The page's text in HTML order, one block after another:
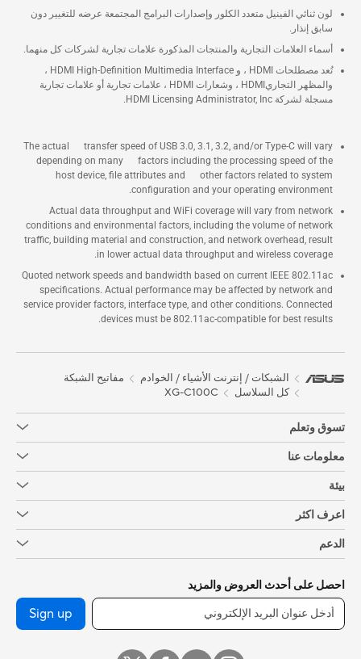
لون ثنائي الفينيل متعدد الكلور وإصدارات البرامج المجتمعة عرضه للتغيير دون
سابق إنذار.
أسماء العلامات التجارية والمنتجات المذكورة علامات تجارية لشركات كل منهما.
تُعد مصطلحات HDMI ، و HDMI High-Definition Multimedia Interface ،
والمظهر التجاريHDMI ، وشعارات HDMI ، علامات تجارية أو علامات تجارية
مسجلة لشركة HDMI Licensing Administrator, Inc.
The actual transfer speed of USB 3.0, 3.1, 3.2, and/or Type-C will vary
depending on many factors including the processing speed of the
host device, file attributes and other factors related to system
configuration and your operating environment.
Actual data throughput and WiFi coverage will vary from network
conditions and environmental factors, including the volume of network
traffic, building material and construction, and network overhead, result
in lower actual data throughput and wireless coverage.
Quoted network speeds and bandwidth based on current IEEE 802.11ac
specifications. Actual performance may be affected by network and
service provider factors, interface type, and other conditions. Connected
devices must be 802.11ac-compatible for best results.
الشبكات / إنترنت الأشياء / الخوادم
مفاتيح الشبكة
كل السلاسل
XG-C100C
تسوق وتعلم
معلومات عنا
بيئة
اعرف اكثر
الدعم
احصل على أحدث العروض والمزيد
Sign up